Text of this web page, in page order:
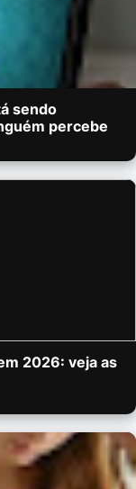
sendo
percebe
2026: veja as